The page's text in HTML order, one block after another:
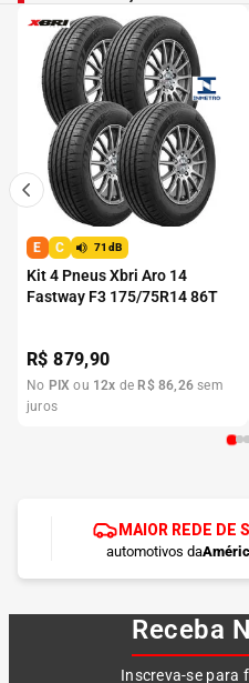
E C 71dB
Kit 4 Pneus Xbri Aro 14
Fastway F3 175/75R14 86T
R$879,90
No PIX ou 12x de R$ 86,26 sem
juros
MAIOR REDE DE
automotivos da
Receba
Inscreva-se para